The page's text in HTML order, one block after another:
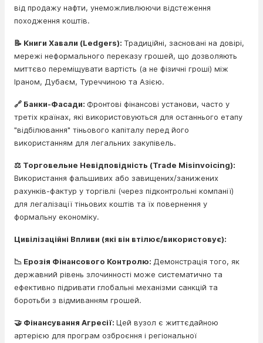
від продажу нафти, унеможливлюючи відстеження
походження коштів.
📝 Книги Хавали (Ledgers): Традиційні, засновані на довірі,
мережі неформального переказу грошей, що дозволяють
миттєво переміщувати вартість (а не фізичні гроші) між
Іраном, Дубаєм, Туреччиною та Азією.
🔗 Банки-Фасади: Фронтові фінансові установи, часто у
третіх країнах, які використовуються для останнього етапу
"відбілювання" тіньового капіталу перед його
використанням для легальних закупівель.
⚖️ Торговельне Невідповідність (Trade Misinvoicing):
Використання фальшивих або завищених/занижених
рахунків-фактур у торгівлі (через підконтрольні компанії)
для легалізації тіньових коштів та їх повернення у
формальну економіку.
Цивілізаційні Впливи (які він втілює/використовує):
📉 Ерозія Фінансового Контролю: Демонстрація того, як
державний рівень злочинності може систематично та
ефективно підривати глобальні механізми санкцій та
боротьби з відмиванням грошей.
🤝 Фінансування Агресії: Цей вузол є життєдайною
артерією для програм озброєння і регіональної